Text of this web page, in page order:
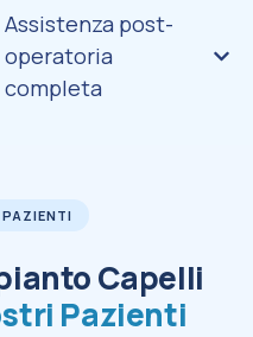
Assistenza post-
operatoria
completa
Capelli
Pazienti